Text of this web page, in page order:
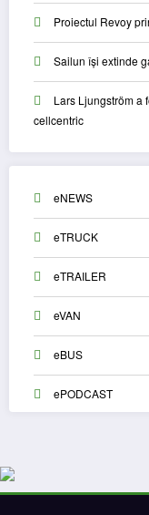
Proiectul Revoy
Sailun își extinde
Lars Ljungström a
cellcentric
eNEWS
eTRUCK
eTRAILER
eVAN
eBUS
ePODCAST